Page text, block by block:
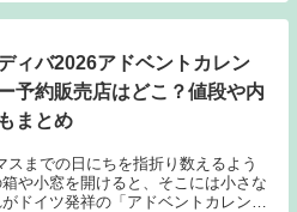
ィバ2026アドベントカレン
予約販売店はどこ？値段や内
まとめ
までの日にちを指折り数えるよう
や小窓を開けると、そこには小さな
ドイツ発祥の「アドベントカレンダ